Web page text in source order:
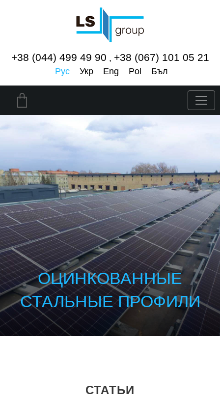
+38 (044) 499 49 90 , +38 (067) 101 05 21
Рус Укр Eng Pol Бъл
ОЦИНКОВАННЫЕ
СТАЛЬНЫЕ ПРОФИЛИ
СТАТЬИ